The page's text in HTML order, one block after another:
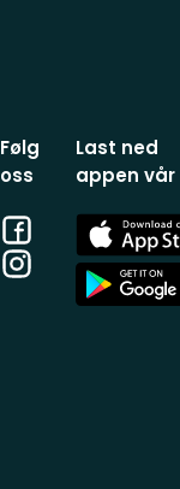
Følg
oss
Facebook
Instagram
Last ned
appen vår
App
Store
App
Store